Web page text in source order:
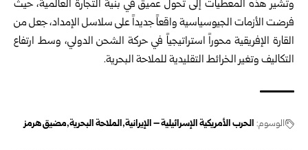
وتشير هذه المعطيات إلى تحول عميق في بنية التجارة العالمية، حيث
فرضت الأزمات الجيوسياسية واقعاً جديداً على سلاسل الإمداد، جعل من
القارة الإفريقية محوراً استراتيجياً في حركة الشحن الدولي، وسط ارتفاع
التكاليف وتغير الخرائط التقليدية للملاحة البحرية.
الوسوم: الحرب الأمريكية الإسرائيلية – الإيرانية الملاحة البحرية مضيق هرمز